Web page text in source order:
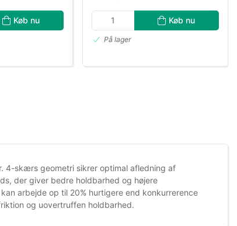
Køb nu Køb nu
På lager
4-skærs geometri sikrer optimal afledning af
der giver bedre holdbarhed og højere
arbejde op til 20% hurtigere end konkurrerence
og uovertruffen holdbarhed.